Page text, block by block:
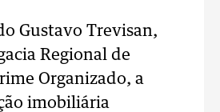
Gustavo Trevisan,
Regional de
Organizado, a
imobiliária